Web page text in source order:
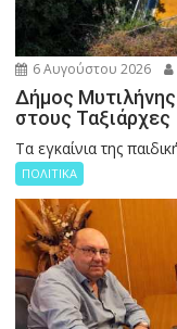
6 Αυγούστου 2026
Δήμος Μυτιλήνης
στους Ταξιάρχες
Tα εγκαίνια της
ΠΟΛΙΤΙΚΑ